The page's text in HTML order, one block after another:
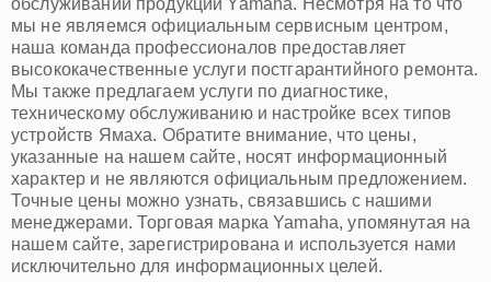
Архангельск
Астрахань
Белгород
Благовещенск
Брянск
Владивосток
Владикавказ
Владимир
Волжский
Вологда
Грозный
Иваново
обслуживании продукции Yamaha. Несмотря на то что
мы не являемся официальным сервисным центром,
наша команда профессионалов предоставляет
высококачественные услуги постгарантийного ремонта.
Мы также предлагаем услуги по диагностике,
техническому обслуживанию и настройке всех типов
устройств Ямаха. Обратите внимание, что цены,
указанные на нашем сайте, носят информационный
характер и не являются официальным предложением.
Точные цены можно узнать, связавшись с нашими
менеджерами. Торговая марка Yamaha, упомянутая на
нашем сайте, зарегистрирована и используется нами
исключительно для информационных целей.